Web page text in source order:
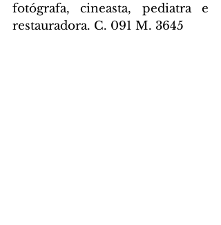
fotógrafa, cineasta, pediatra e
restauradora. C. 091 M. 3645